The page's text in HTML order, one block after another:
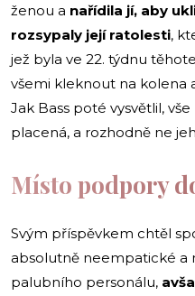
ženou a nařídila jí, aby
rozsypaly její ratolesti,
jež byla ve 22. týdnu
všemi kleknout na kolena
Jak Bass poté vysvětlil,
placená, a rozhodně ne
Místo podpory
Svým příspěvkem chtěl
absolutně neempatické a
palubního personálu,